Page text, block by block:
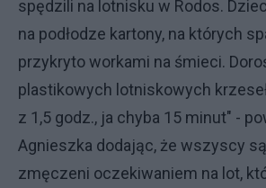
spędzili na lotnisku w Rodos.
na podłodze kartony, na których
przykryto workami na śmieci.
plastikowych lotniskowych
z 1,5 godz., ja chyba 15 minut" -
Agnieszka dodając, że wszyscy
zmęczeni oczekiwaniem na lot,